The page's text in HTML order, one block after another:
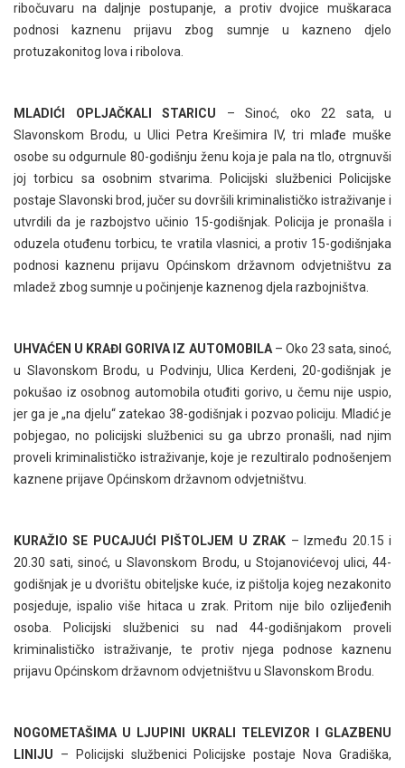
ribočuvaru na daljnje postupanje, a protiv dvojice muškaraca
podnosi kaznenu prijavu zbog sumnje u kazneno djelo
protuzakonitog lova i ribolova.
MLADIĆI OPLJAČKALI STARICU – Sinoć, oko 22 sata, u
Slavonskom Brodu, u Ulici Petra Krešimira IV, tri mlađe muške
osobe su odgurnule 80-godišnju ženu koja je pala na tlo, otrgnuvši
joj torbicu sa osobnim stvarima. Policijski službenici Policijske
postaje Slavonski brod, jučer su dovršili kriminalističko istraživanje i
utvrdili da je razbojstvo učinio 15-godišnjak. Policija je pronašla i
oduzela otuđenu torbicu, te vratila vlasnici, a protiv 15-godišnjaka
podnosi kaznenu prijavu Općinskom državnom odvjetništvu za
mladež zbog sumnje u počinjenje kaznenog djela razbojništva.
UHVAĆEN U KRAĐI GORIVA IZ AUTOMOBILA – Oko 23 sata, sinoć,
u Slavonskom Brodu, u Podvinju, Ulica Kerdeni, 20-godišnjak je
pokušao iz osobnog automobila otuđiti gorivo, u čemu nije uspio,
jer ga je „na djelu“ zatekao 38-godišnjak i pozvao policiju. Mladić je
pobjegao, no policijski službenici su ga ubrzo pronašli, nad njim
proveli kriminalističko istraživanje, koje je rezultiralo podnošenjem
kaznene prijave Općinskom državnom odvjetništvu.
KURAŽIO SE PUCAJUĆI PIŠTOLJEM U ZRAK – Između 20.15 i
20.30 sati, sinoć, u Slavonskom Brodu, u Stojanovićevoj ulici, 44-
godišnjak je u dvorištu obiteljske kuće, iz pištolja kojeg nezakonito
posjeduje, ispalio više hitaca u zrak. Pritom nije bilo ozlijeđenih
osoba. Policijski službenici su nad 44-godišnjakom proveli
kriminalističko istraživanje, te protiv njega podnose kaznenu
prijavu Općinskom državnom odvjetništvu u Slavonskom Brodu.
NOGOMETAŠIMA U LJUPINI UKRALI TELEVIZOR I GLAZBENU
LINIJU – Policijski službenici Policijske postaje Nova Gradiška,